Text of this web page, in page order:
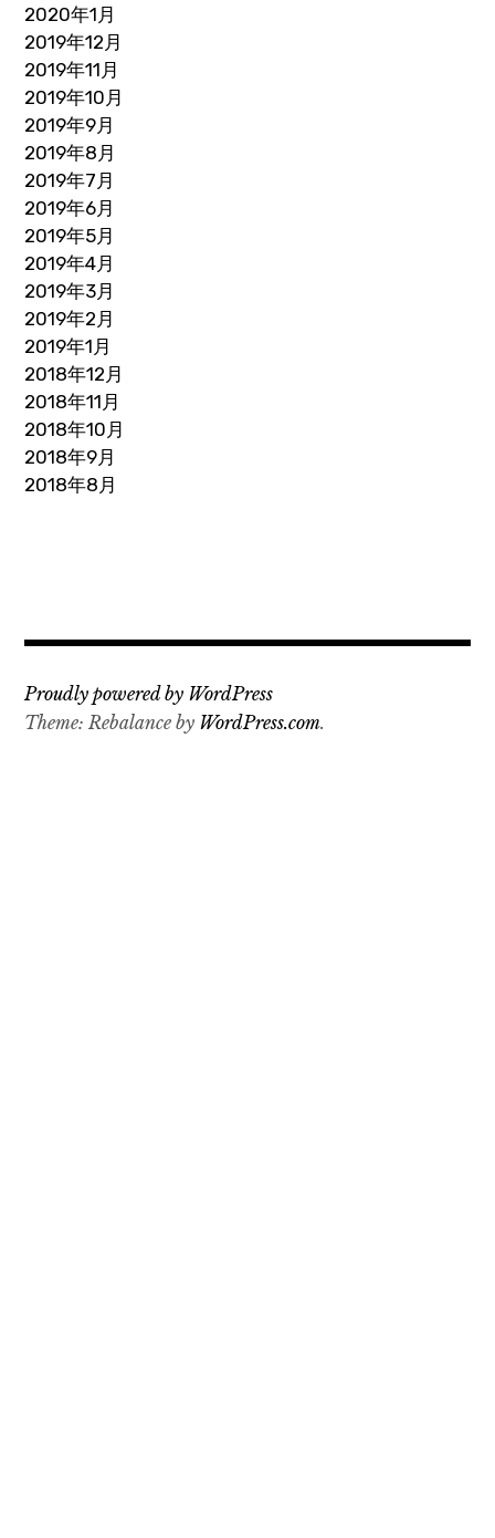
2020年1月
2019年12月
2019年11月
2019年10月
2019年9月
2019年8月
2019年7月
2019年6月
2019年5月
2019年4月
2019年3月
2019年2月
2019年1月
2018年12月
2018年11月
2018年10月
2018年9月
2018年8月
Proudly powered by WordPress
Theme: Rebalance by WordPress.com.